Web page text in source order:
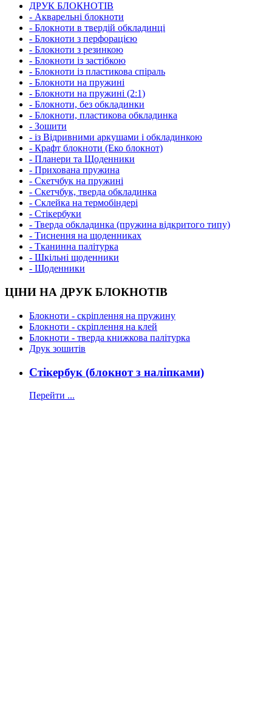
ДРУК БЛОКНОТІВ
- Акварельні блокноти
- Блокноти в твердій обкладинці
- Блокноти з перфорацією
- Блокноти з резинкою
- Блокноти із застібкою
- Блокноти із пластикова спіраль
- Блокноти на пружині
- Блокноти на пружині (2:1)
- Блокноти, без обкладинки
- Блокноти, пластикова обкладинка
- Зошити
- із Відривними аркушами і обкладинкою
- Крафт блокноти (Еко блокнот)
- Планери та Щоденники
- Прихована пружина
- Скетчбук на пружині
- Скетчбук, тверда обкладинка
- Склейка на термобіндері
- Стікербуки
- Тверда обкладинка (пружина відкритого типу)
- Тиснення на щоденниках
- Тканинна палітурка
- Шкільні щоденники
- Щоденники
ЦІНИ НА ДРУК БЛОКНОТІВ
Блокноти - скріплення на пружину
Блокноти - скріплення на клей
Блокноти - тверда книжкова палітурка
Друк зошитів
Стікербук (блокнот з наліпками)
Перейти ...